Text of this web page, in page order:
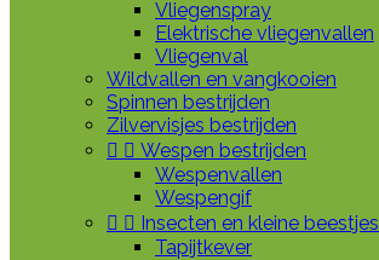
Vliegenspray
Elektrische vliegenvallen
Vliegenval
Wildvallen en vangkooien
Spinnen bestrijden
Zilvervisjes bestrijden
  Wespen bestrijden
Wespenvallen
Wespengif
  Insecten en kleine beestjes
Tapijtkever